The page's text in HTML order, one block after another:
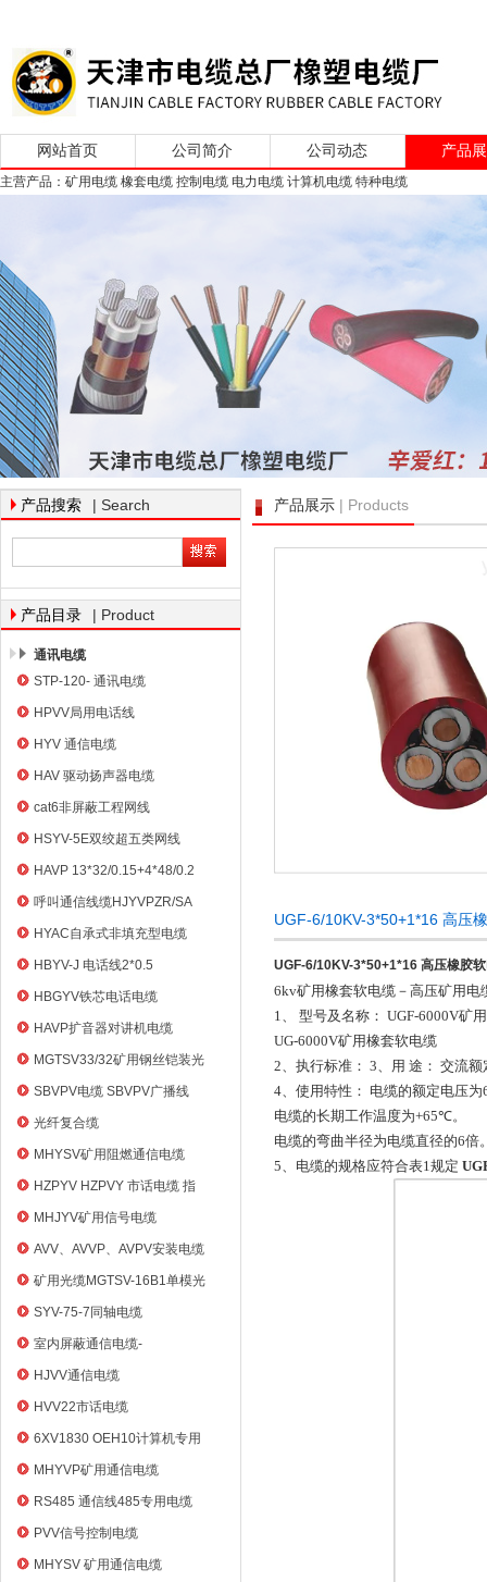
网站首页 公司简介 公司动态 产品
主营产品：矿用电缆 橡套电缆 控制电缆 电力电缆 计算机电缆 特种电缆
产品搜索 | Search
产品目录 | Product
通讯电缆
STP-120- 通讯电缆
HPVV局用电话线
HYV 通信电缆
HAV 驱动扬声器电缆
cat6非屏蔽工程网线
HSYV-5E双绞超五类网线
HAVP 13*32/0.15+4*48/0.2
呼叫通信线缆HJYVPZR/SA
HYAC自承式非填充型电缆
HBYV-J 电话线2*0.5
HBGYV铁芯电话电缆
HAVP扩音器对讲机电缆
MGTSV33/32矿用钢丝铠装光
缆
SBVPV电缆 SBVPV广播线
光纤复合缆
MHYSV矿用阻燃通信电缆
HZPYV HZPVY 市话电缆 指
令通信线
MHJYV矿用信号电缆
AVV、AVVP、AVPV安装电缆
矿用光缆MGTSV-16B1单模光
纤
SYV-75-7同轴电缆
室内屏蔽通信电缆-
HYVP_HYYP
HJVV通信电缆
HVV22市话电缆
6XV1830 OEH10计算机专用
电缆
MHYVP矿用通信电缆
RS485 通信线485专用电缆
PVV信号控制电缆
MHYSV 矿用通信电缆
产品展示 | Products
UGF-6/10KV-3*50+1*16 高压
UGF-6/10KV-3*50+1*16 高压橡胶
6kv矿用橡套软电缆－高压矿用电
1、 型号及名称： UGF-6000V矿
UG-6000V矿用橡套软电缆
2、执行标准： 3、用 途： 交流额
4、使用特性： 电缆的额定电压为
电缆的长期工作温度为+65℃。
电缆的弯曲半径为电缆直径的6倍
5、电缆的规格应符合表1规定